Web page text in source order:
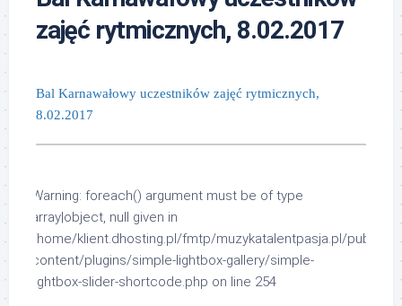
zajęć rytmicznych, 8.02.2017
Bal Karnawałowy uczestników zajęć rytmicznych,
8.02.2017
Warning: foreach() argument must be of type
array|object, null given in
/home/klient.dhosting.pl/fmtp/muzykatalentpasja.pl/
content/plugins/simple-lightbox-gallery/simple-
lightbox-slider-shortcode.php on line 254